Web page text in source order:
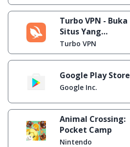
Turbo VPN - Buka
Situs Yang
Diblokir
Turbo VPN
Google Play Store
Google Inc.
Animal Crossing:
Pocket Camp
Nintendo